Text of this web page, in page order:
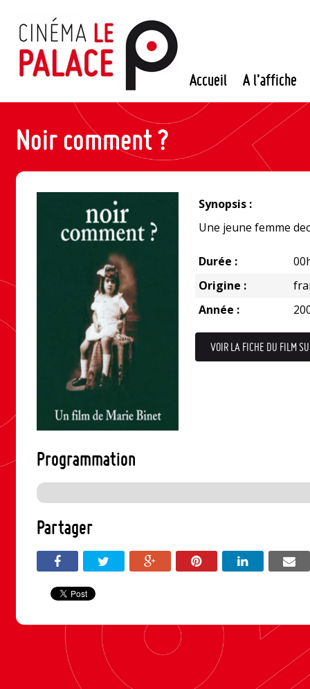
contenu
Accueil A l’affiche
Noir comment ?
Synopsis :
Une jeune femme
Durée :
Origine :
Année :
VOIR LA FICHE DU FILM
Programmation
Partager